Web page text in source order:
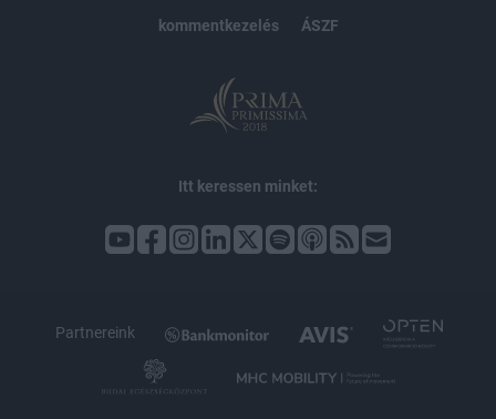
kommentkezelés
ÁSZF
Itt keressen minket:
Partnereink